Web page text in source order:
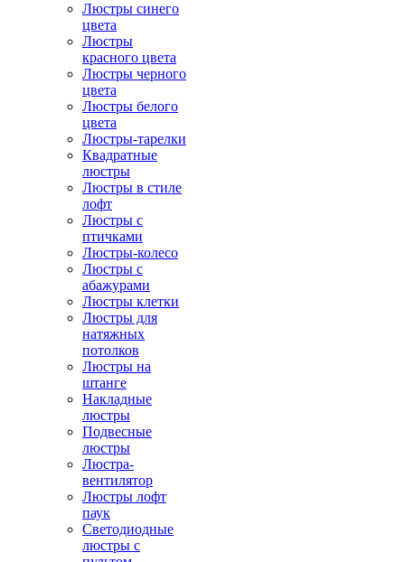
Люстры синего
цвета
Люстры
красного цвета
Люстры черного
цвета
Люстры белого
цвета
Люстры-тарелки
Квадратные
люстры
Люстры в стиле
лофт
Люстры с
птичками
Люстры-колесо
Люстры с
абажурами
Люстры клетки
Люстры для
натяжных
потолков
Люстры на
штанге
Накладные
люстры
Подвесные
люстры
Люстра-
вентилятор
Люстры лофт
паук
Светодиодные
люстры с